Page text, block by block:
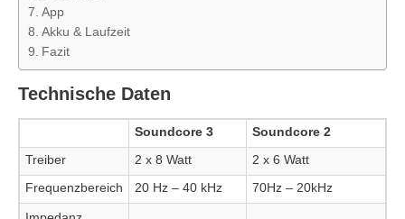
App
Akku & Laufzeit
Fazit
Technische Daten
Soundcore 3
Soundcore 2
Treiber
2 x 8 Watt
2 x 6 Watt
Frequenzbereich
20 Hz – 40 kHz 70Hz – 20kHz